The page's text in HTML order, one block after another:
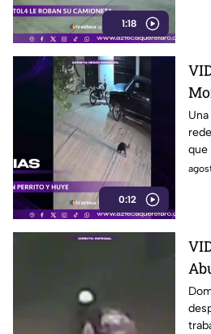
1:18
0:12
un
que
es